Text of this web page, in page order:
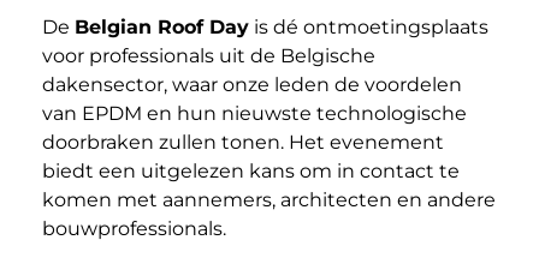
De Belgian Roof Dayis dé ontmoetingsplaats
voor professionals uit de Belgische
dakensector, waar onze leden de voordelen
van EPDM en hun nieuwste technologische
doorbraken zullen tonen. Het evenement
biedt een uitgelezen kans om in contact te
komen met aannemers, architecten en andere
bouwprofessionals.